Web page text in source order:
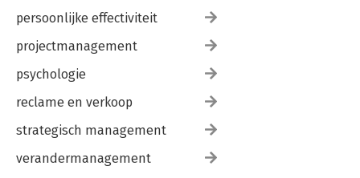
persoonlijke effectiviteit
projectmanagement
psychologie
reclame en verkoop
strategisch management
verandermanagement